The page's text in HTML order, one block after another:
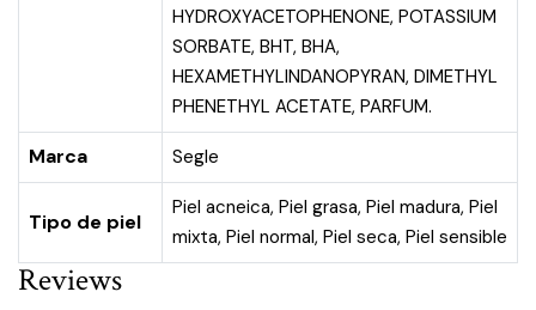
HYDROXYACETOPHENONE, POTASSIUM
SORBATE, BHT, BHA,
HEXAMETHYLINDANOPYRAN, DIMETHYL
PHENETHYL ACETATE, PARFUM.
Marca Segle
Tipo de piel
Piel acneica, Piel grasa, Piel madura, Piel
mixta, Piel normal, Piel seca, Piel sensible
Reviews